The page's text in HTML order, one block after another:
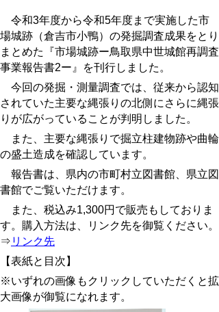
令和3年度から令和5年度まで実施した市
場城跡（倉吉市小鴨）の発掘調査成果をとり
まとめた『市場城跡ー鳥取県中世城館再調査
事業報告書2ー』を刊行しました。
今回の発掘・測量調査では、従来から認知
されていた主要な縄張りの北側にさらに縄張
りが広がっていることが判明しました。
また、主要な縄張りで掘立柱建物跡や曲輪
の盛土造成を確認しています。
報告書は、県内の市町村立図書館、県立図
書館でご覧いただけます。
また、税込み1,300円で販売もしておりま
す。 購入方法は、リンク先を御覧ください。
⇒ リンク先
【表紙と目次】
※いずれの画像もクリックしていただくと拡
大画像が御覧になれます。